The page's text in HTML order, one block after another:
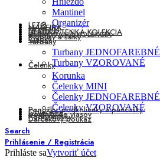
Mantinel
Organizér
LETO
MADEIRA
MUŠELÍN
HLADKÁ TENKÁ KOLEKCIA
REBROVANÁ KOLEKCIA
Klobúky a šatky
Čiapky
Turbany
Turbany JEDNOFAREBNÉ
Turbany VZOROVANÉ
Čelenky
Korunka
Čelenky MINI
Čelenky JEDNOFAREBNÉ
Čelenky VZOROVANÉ
Ponožky, podkolienky a pančušky
Oblečenie
Doplnky do vlasov
Podbradníky
Darčekový poukaz
Search
Prihlásenie / Registrácia
Prihláste saVytvoriť účet